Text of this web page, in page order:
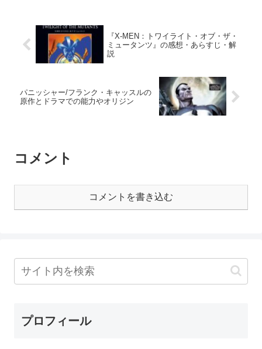
『X-MEN：トワイライト・オブ・ザ・
ミュータンツ』の感想・あらすじ・解
説
パニッシャー/フランク・キャッスルの
原作とドラマでの能力やオリジン
コメント
コメントを書き込む
プロフィール